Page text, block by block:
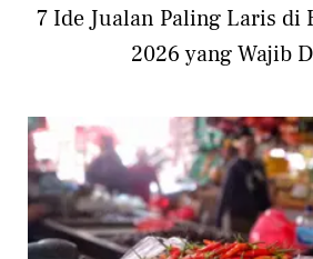
7 Ide Jualan Paling Laris di
2026 yang Wajib